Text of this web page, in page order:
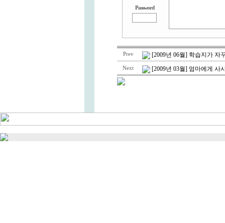
Password
Prev [2009년 06월] 학습지가 자
Next [2009년 03월] 엄마에게 사